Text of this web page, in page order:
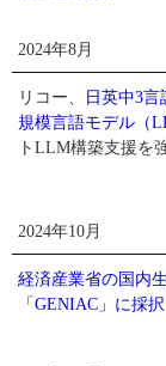
2024年8月
リコー、
日英中3
規模言語モデル（
トLLM構築支援を
2024年10月
経済産業省の国内
「GENIAC」に採択